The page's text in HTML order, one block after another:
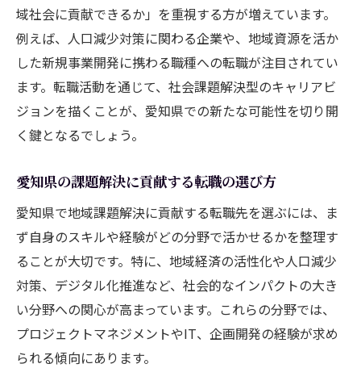
域社会に貢献できるか」を重視する方が増えています。
例えば、人口減少対策に関わる企業や、地域資源を活か
した新規事業開発に携わる職種への転職が注目されてい
ます。転職活動を通じて、社会課題解決型のキャリアビ
ジョンを描くことが、愛知県での新たな可能性を切り開
く鍵となるでしょう。
愛知県の課題解決に貢献する転職の選び方
愛知県で地域課題解決に貢献する転職先を選ぶには、ま
ず自身のスキルや経験がどの分野で活かせるかを整理す
ることが大切です。特に、地域経済の活性化や人口減少
対策、デジタル化推進など、社会的なインパクトの大き
い分野への関心が高まっています。これらの分野では、
プロジェクトマネジメントやIT、企画開発の経験が求め
られる傾向にあります。